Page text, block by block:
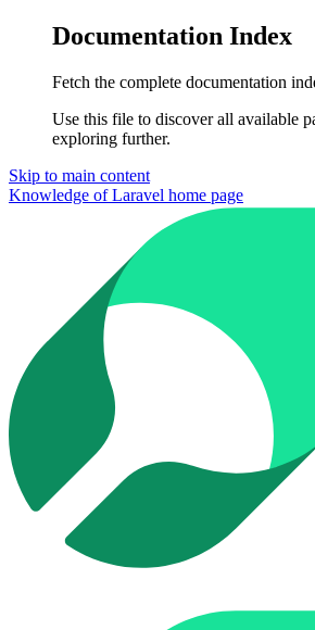
Documentation Index
Fetch the complete documentation
Use this file to discover all available
exploring further.
Skip to main content
Knowledge of Laravel home page